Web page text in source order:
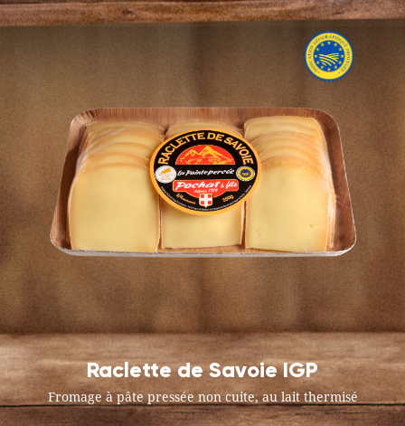
Raclette de Savoie IGP
Fromage à pâte pressée non cuite, au lait thermisé